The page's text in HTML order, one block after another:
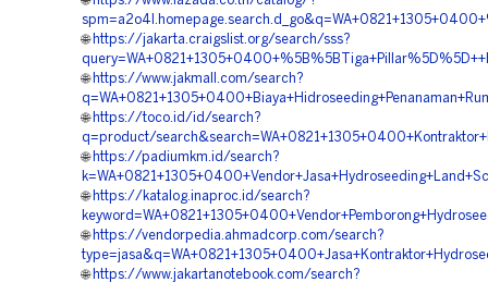
🌐 https://jakarta.craigslist.org/search/sss?
🌐 https://www.jakmall.com/search?
🌐 https://toco.id/id/search?
q=product/
🌐 https://padiumkm.id/search?
🌐 https://katalog.inaproc.id/search?
🌐 https://vendorpedia.ahmadcorp.com/search?
🌐 https://www.jakartanotebook.com/search?